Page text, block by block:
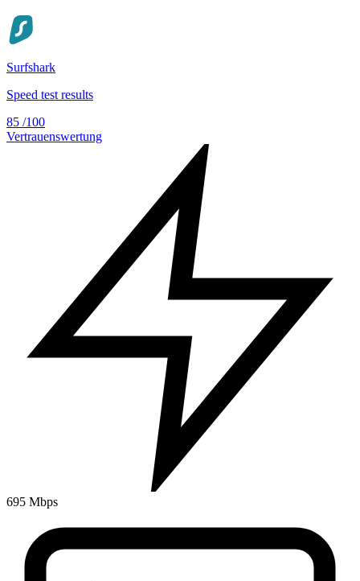
Surfshark
Speed test results
85 /100
Vertrauenswertung
695 Mbps